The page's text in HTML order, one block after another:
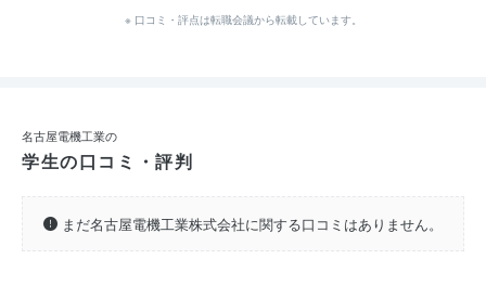
※ 口コミ・評点は転職会議から転載しています。
名古屋電機工業の
学生の口コミ・評判
まだ名古屋電機工業株式会社に関する口コミはありません。